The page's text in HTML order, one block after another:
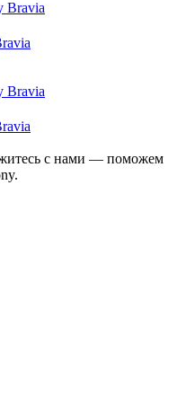
с нами — поможем